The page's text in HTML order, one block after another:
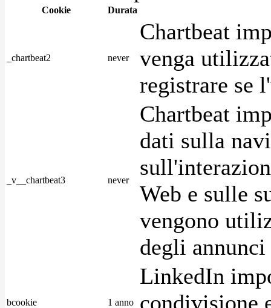
Cookie Durata
_chartbeat2 never
Chartbeat
venga
registrare se
_v__chartbeat3 never
Chartbeat
dati sulla
Web e sulle
vengono
degli
bcookie 1 anno
LinkedIn
condivisione